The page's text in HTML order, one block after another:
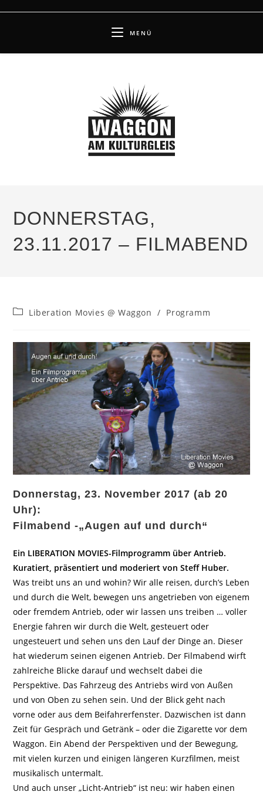
MENÜ
DONNERSTAG,
23.11.2017 – FILMABEND
Beitrags-
Liberation Movies @ Waggon / Programm
Donnerstag, 23. November 2017 (ab 20
Uhr):
Filmabend -„Augen auf und durch“
Ein LIBERATION MOVIES-Filmprogramm über Antrieb.
Kuratiert, präsentiert und moderiert von Steff Huber.
Was treibt uns an und wohin? Wir alle reisen, durch’s Leben
und durch die Welt, bewegen uns angetrieben von eigenem
oder fremdem Antrieb, oder wir lassen uns treiben … voller
Energie fahren wir durch die Welt, gesteuert oder
ungesteuert und sehen uns den Lauf der Dinge an. Dieser
hat wiederum seinen eigenen Antrieb. Der Filmabend wirft
zahlreiche Blicke darauf und wechselt dabei die
Perspektive. Das Fahrzeug des Antriebs wird von Außen
und von Oben zu sehen sein. Und der Blick geht nach
vorne oder aus dem Beifahrerfenster. Dazwischen ist dann
Zeit für Gespräch und Getränk – oder die Zigarette vor dem
Waggon. Ein Abend der Perspektiven und der Bewegung,
mit vielen kurzen und einigen längeren Kurzfilmen, meist
musikalisch untermalt.
Und auch unser „Licht-Antrieb“ ist neu: wir haben einen